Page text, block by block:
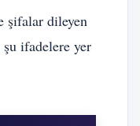
şifalar dileyen
şu ifadelere yer